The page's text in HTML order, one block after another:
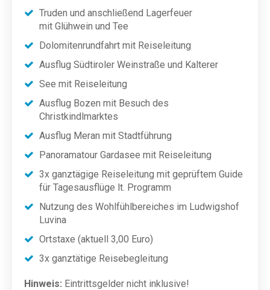
Truden und anschließend Lagerfeuer
mit Glühwein und Tee
Dolomitenrundfahrt mit Reiseleitung
Ausflug Südtiroler Weinstraße und Kalterer
See mit Reiseleitung
Ausflug Bozen mit Besuch des
Christkindlmarktes
Ausflug Meran mit Stadtführung
Panoramatour Gardasee mit Reiseleitung
3x ganztägige Reiseleitung mit geprüftem Guide
für Tagesausflüge lt. Programm
Nutzung des Wohlfühlbereiches im Ludwigshof
Luvina
Ortstaxe (aktuell 3,00 Euro)
3x ganztätige Reisebegleitung
Hinweis: Eintrittsgelder nicht inklusive!